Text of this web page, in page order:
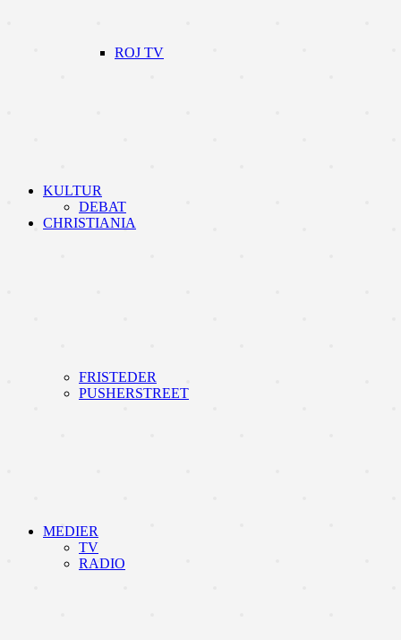
ROJ TV
KULTUR
DEBAT
CHRISTIANIA
FRISTEDER
PUSHERSTREET
MEDIER
TV
RADIO